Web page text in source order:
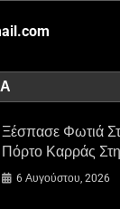
Ξέσπασε Φωτιά
Πόρτο Καρράς
6 Αυγούστου, 2026